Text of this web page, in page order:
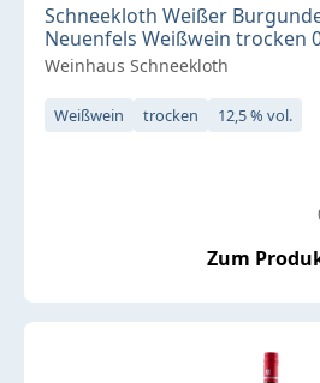
Schneekloth Weißer
Neuenfels Weißwein trocken
Weinhaus Schneekloth
Weißwein trocken 12,5 % vol.
Zum